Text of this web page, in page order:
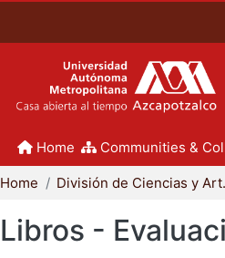
Home Communities &
Home
Libros -